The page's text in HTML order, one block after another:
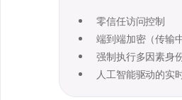
零信任访问控制
端到端加密（传输
强制执行多因素身
人工智能驱动的实